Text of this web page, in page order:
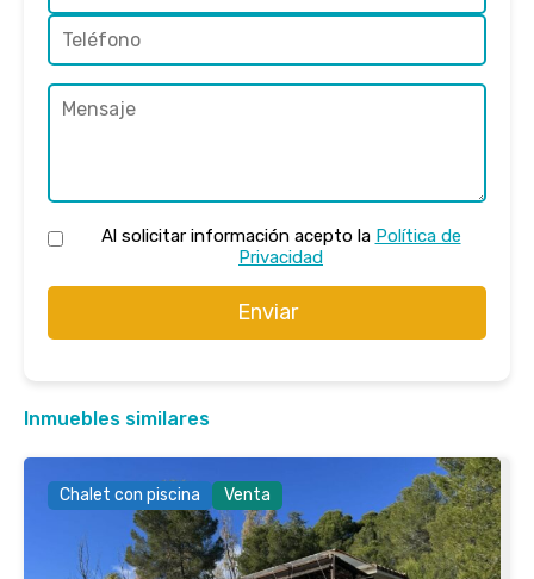
Al solicitar información acepto la Política de
Privacidad
Enviar
Inmuebles similares
Chalet con piscina Venta